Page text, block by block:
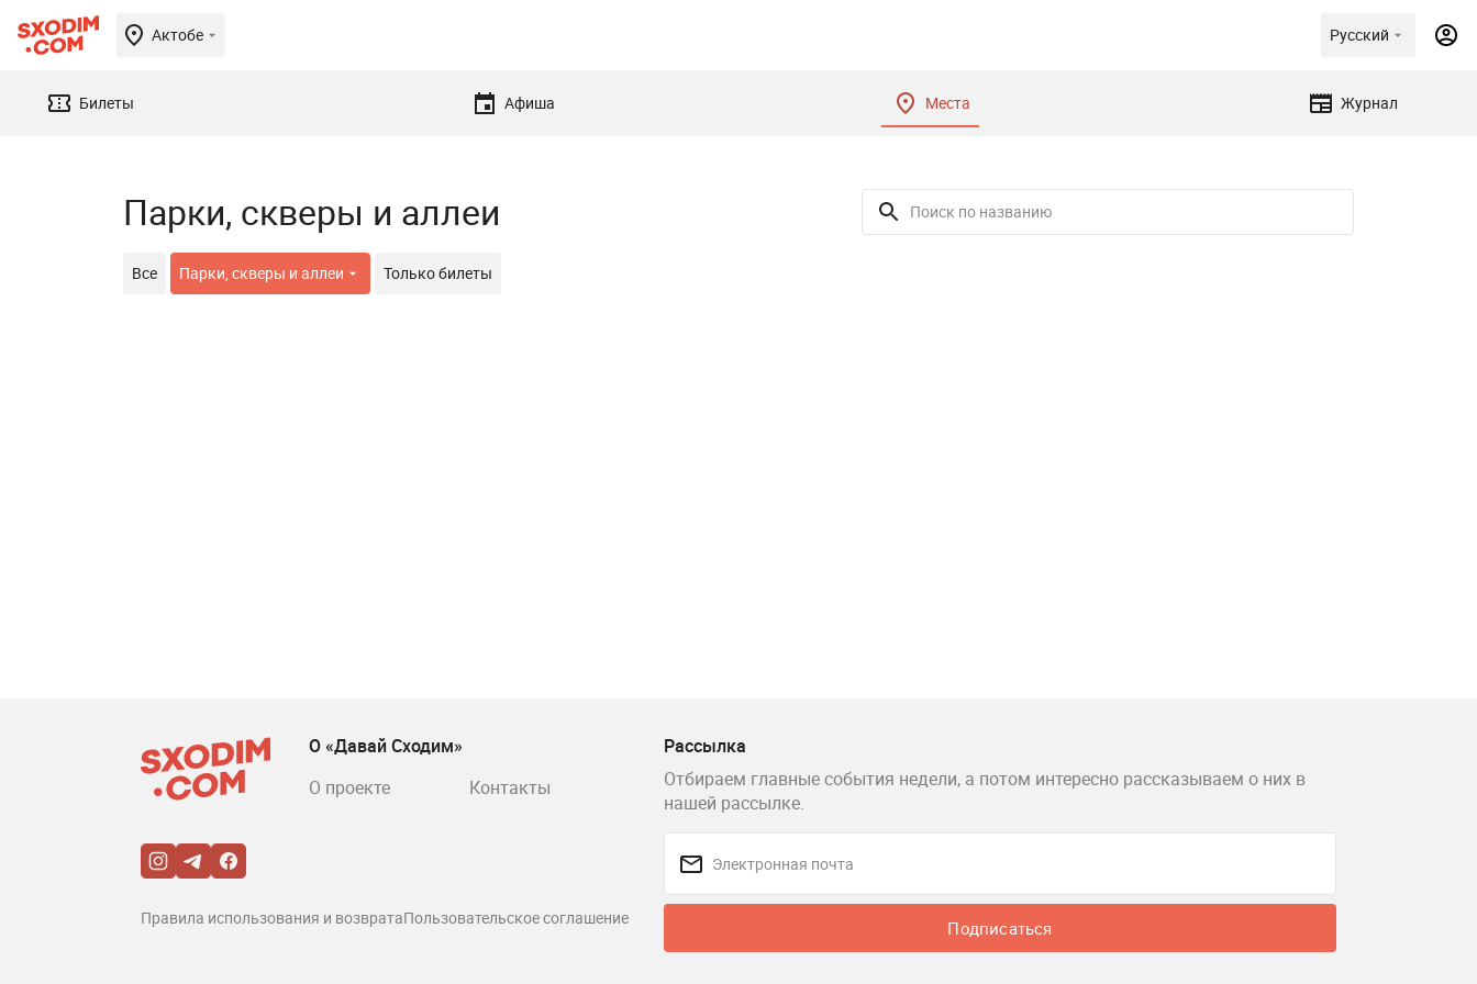
Актобе Русский
Билеты Афиша Места Журнал
Парки, скверы и аллеи
Все Парки, скверы и аллеи Только билеты
Рассылка
Отбираем главные события недели, а потом интересно рассказываем о них в
нашей рассылке.
Подписаться
О «Давай Сходим»
О проекте
Контакты
Правила использования и возвратаПользовательское соглашение